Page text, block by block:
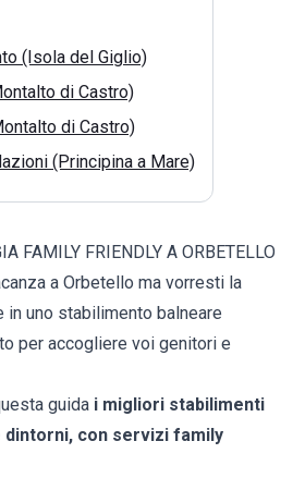
(Isola del Giglio)
di Castro)
di Castro)
(Principina a Mare)
FAMILY FRIENDLY A ORBETELLO
a Orbetello ma vorresti la
uno stabilimento balneare
per accogliere voi genitori e
guida i migliori stabilimenti
dintorni, con servizi family